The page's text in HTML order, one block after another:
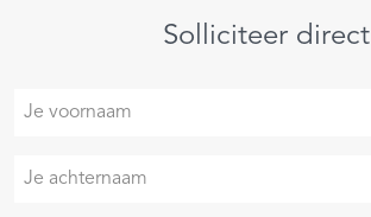
Solliciteer direct
Je
Je